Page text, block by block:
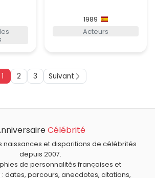
1989
Acteurs
1 2 3 Suivant
Célébrité
naissances et disparitions de célébrités
depuis 2007.
de personnalités françaises et
dates, parcours, anecdotes, citations,